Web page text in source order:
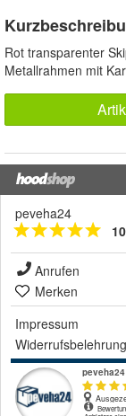
Rot transparenter
Metallrahmen mit
peveha24
Anrufen
Merken
Impressum
Widerrufsbelehrung